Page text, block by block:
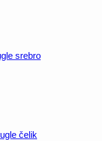
srebro
čelik